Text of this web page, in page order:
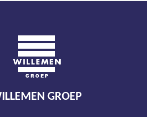
GROEP